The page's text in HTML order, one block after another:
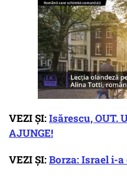
VEZI ȘI:Isărescu, OUT.
AJUNGE!
VEZI ȘI:Borza: Israel i-